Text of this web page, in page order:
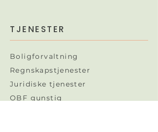
TJENESTER
Boligforvaltning
Regnskapstjenester
Juridiske tjenester​
OBF gunstig